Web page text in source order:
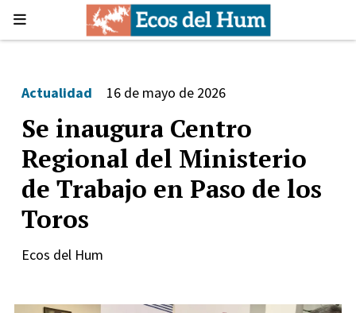
Se inaugura Centro
Regional del Ministerio
de Trabajo en Paso de los
Toros
Actualidad 16 de mayo de 2026
Ecos del Hum